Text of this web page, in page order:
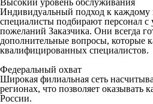
Индивидуальный подход к каждому
специалисты подбирают персонал с
пожеланий Заказчика. Они всегда
дополнительные вопросы, которые
квалифицированных специалистов.
Федеральный охват
Широкая филиальная сеть
регионах, что позволяет оказывать
России.